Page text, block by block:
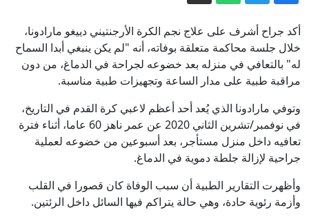
المصابين بقصف للحوثيين على ميناء المخا
باليمن
من "القرض الحسن" إلى مطار بيروت..
حزب الله "يختنق" مالياً
قارن فيها بين عائلته وعائلة عبدول.. تدوينة
لترمب تشعل الجدل
سباق الزمن بين واشنطن وطهران.. من
يحسم الصراع في مضيق هرمز؟
5 أسئلة حول اتفاقية مكة.. هل تمثل نواة
لـ"ناتو إسلامي"؟
إيران مباشر.. خامنئي يلتقي بزشكيان
أكد جراح أشرف على علاج نجم الكرة الأرجنتيني دييغو مارادونا،
خلال جلسة محاكمة متعلقة بوفاته، أنه "لم يكن ينبغي أبدا السماح
له" بالتعافي في منزله بعد خضوعه لجراحة في الدماغ، من دون
مراقبة طبية على مدار الساعة وتجهيزات طبية مناسبة.
وتوفي مارادونا الذي يُعد أحد أعظم لاعبي كرة القدم في التاريخ،
في نوفمبر/تشرين الثاني 2020 عن عمر ناهز 60 عاما، أثناء فترة
تعافيه داخل منزل مستأجر، بعد أسبوعين من خضوعه لعملية
جراحية لإزالة جلطة دموية في الدماغ.
وأظهرت التقارير الطبية أن سبب الوفاة كان قصورا في القلب
وأزمة رئوية حادة، وهي حالة يتراكم فيها السائل داخل الرئتين.